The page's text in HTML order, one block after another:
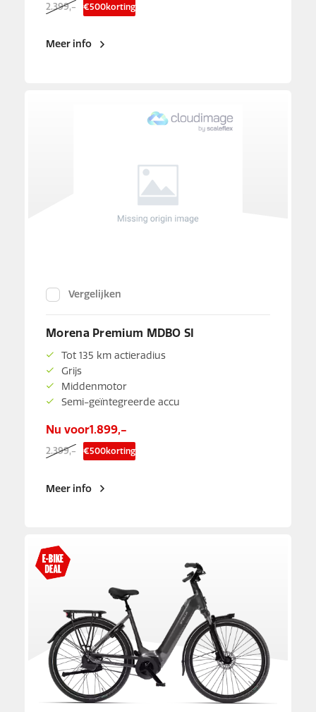
2.399,- €500korting
Meer info
Vergelijken
Morena Premium MDBO SI
Tot 135 km actieradius
Grijs
Middenmotor
Semi-geïntegreerde accu
Nu voor1.899,-
2.399,- €500korting
Meer info